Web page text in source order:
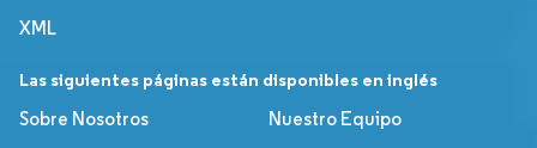
XML
Las siguientes páginas están disponibles en inglés
Sobre Nosotros
Nuestro Equipo